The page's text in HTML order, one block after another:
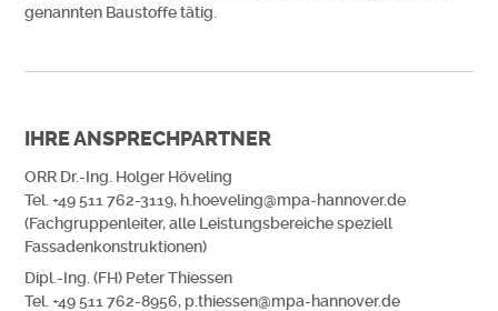
genannten Baustoffe tätig.
IHRE ANSPRECHPARTNER
ORR Dr.-Ing. Holger Höveling
Tel. +49 511 762-3119, h.hoeveling@mpa-hannover.de
(Fachgruppenleiter, alle Leistungsbereiche speziell
Fassadenkonstruktionen)
Dipl.-Ing. (FH) Peter Thiessen
Tel. +49 511 762-8956, p.thiessen@mpa-hannover.de